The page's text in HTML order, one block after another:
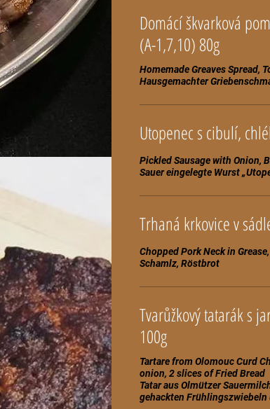
Domácí škvarková
(A-1,7,10) 80g
Homemade Greaves Spread,
Hausgemachter
Pickled Sausage with Onion,
Trhaná krkovice v
Chopped Pork Neck in
Tvarůžkový tatarák s
100g
Tartare from Olomouc Curd
onion, 2 slices of Fried Bread
Tatar aus Olmützer